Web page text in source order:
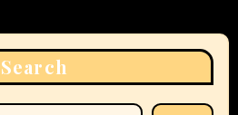
Search